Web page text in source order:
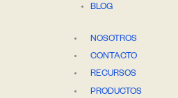
BLOG
NOSOTROS
CONTACTO
RECURSOS
PRODUCTOS